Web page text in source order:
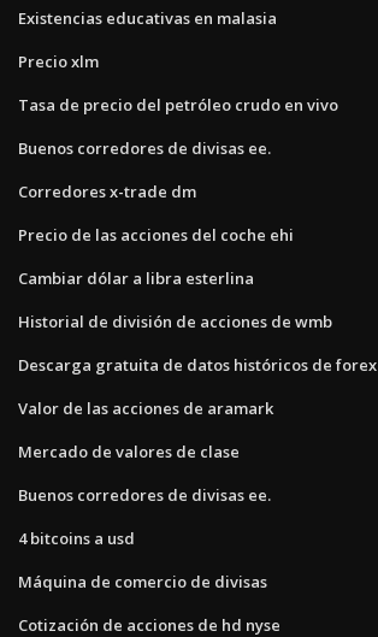
Existencias educativas en malasia
Precio xlm
Tasa de precio del petróleo crudo en vivo
Buenos corredores de divisas ee.
Corredores x-trade dm
Precio de las acciones del coche ehi
Cambiar dólar a libra esterlina
Historial de división de acciones de wmb
Descarga gratuita de datos históricos de forex
Valor de las acciones de aramark
Mercado de valores de clase
Buenos corredores de divisas ee.
4 bitcoins a usd
Máquina de comercio de divisas
Cotización de acciones de hd nyse